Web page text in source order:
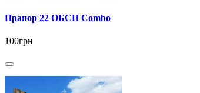
Прапор 22 ОБСП Combo
100грн